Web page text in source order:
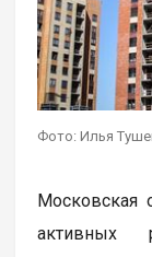
Фото: Илья
Московская
активных